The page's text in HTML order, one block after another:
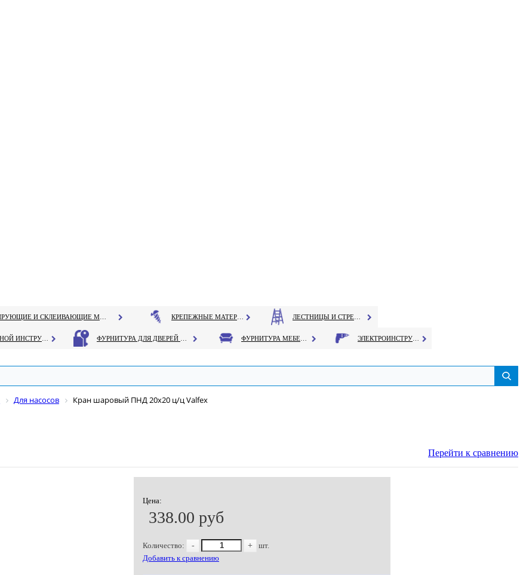
Для насосов Кран шаровый ПНД 20х20 ц/ц Valfex
Перейти к сравнению
Цена:
338.00 руб
Количество: - +
шт.
Добавить к сравнению